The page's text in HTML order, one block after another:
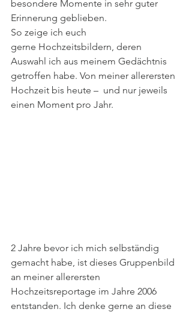
besondere Momente in sehr guter
Erinnerung geblieben.
So zeige ich euch
gerne Hochzeitsbildern, deren
Auswahl ich aus meinem Gedächtnis
getroffen habe. Von meiner allerersten
Hochzeit bis heute –  und nur jeweils
einen Moment pro Jahr.
2 Jahre bevor ich mich selbständig
gemacht habe, ist dieses Gruppenbild
an meiner allerersten
Hochzeitsreportage im Jahre 2006
entstanden. Ich denke gerne an diese